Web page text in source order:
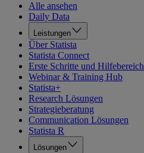
Alle ansehen
Daily Data
Leistungen
Über Statista
Statista Connect
Erste Schritte und Hilfebereich
Webinar & Training Hub
Statista+
Research Lösungen
Strategieberatung
Communication Lösungen
Statista R
Lösungen